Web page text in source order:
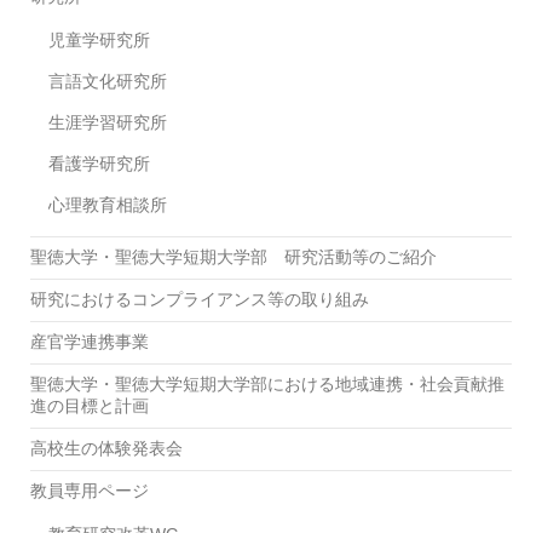
児童学研究所
言語文化研究所
生涯学習研究所
看護学研究所
心理教育相談所
聖徳大学・聖徳大学短期大学部 研究活動等のご紹介
研究におけるコンプライアンス等の取り組み
産官学連携事業
聖徳大学・聖徳大学短期大学部における地域連携・社会貢献推
進の目標と計画
高校生の体験発表会
教員専用ページ